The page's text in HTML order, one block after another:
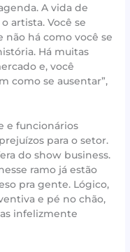
A vida de
artista. Você se
há como você se
Há muitas
e, você
como se ausentar”,
e funcionários
para o setor.
do show business.
ramo já estão
pra gente. Lógico,
e pé no chão,
infelizmente